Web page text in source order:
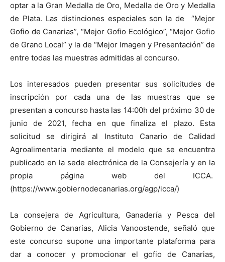
optar a la Gran Medalla de Oro, Medalla de Oro y Medalla
de Plata. Las distinciones especiales son la de “Mejor
Gofio de Canarias”, “Mejor Gofio Ecológico”, “Mejor Gofio
de Grano Local” y la de “Mejor Imagen y Presentación” de
entre todas las muestras admitidas al concurso.
Los interesados pueden presentar sus solicitudes de
inscripción por cada una de las muestras que se
presentan a concurso hasta las 14:00h del próximo 30 de
junio de 2021, fecha en que finaliza el plazo. Esta
solicitud se dirigirá al Instituto Canario de Calidad
Agroalimentaria mediante el modelo que se encuentra
publicado en la sede electrónica de la Consejería y en la
propia página web del ICCA.
(https://www.gobiernodecanarias.org/agp/icca/)
La consejera de Agricultura, Ganadería y Pesca del
Gobierno de Canarias, Alicia Vanoostende, señaló que
este concurso supone una importante plataforma para
dar a conocer y promocionar el gofio de Canarias,